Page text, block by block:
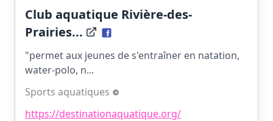
Club aquatique Rivière-des-
Prairies...
"permet aux jeunes de s'entraîner en natation,
water-polo, n...
Sports aquatiques
https://destinationaquatique.org/